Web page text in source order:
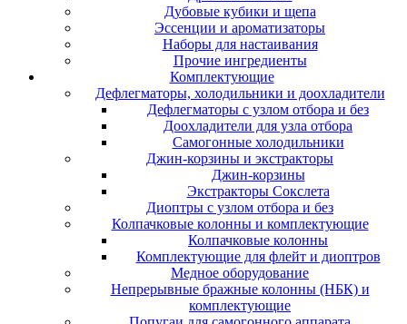
Дубовые кубики и щепа
Эссенции и ароматизаторы
Наборы для настаивания
Прочие ингредиенты
Комплектующие
Дефлегматоры, холодильники и доохладители
Дефлегматоры с узлом отбора и без
Доохладители для узла отбора
Самогонные холодильники
Джин-корзины и экстракторы
Джин-корзины
Экстракторы Сокслета
Диоптры с узлом отбора и без
Колпачковые колонны и комплектующие
Колпачковые колонны
Комплектующие для флейт и диоптров
Медное оборудование
Непрерывные бражные колонны (НБК) и
комплектующие